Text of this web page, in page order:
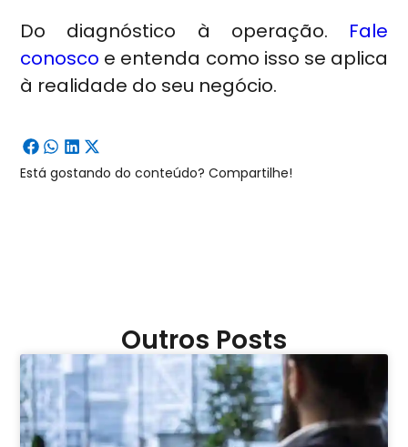
Do diagnóstico à operação. Fale
conosco e entenda como isso se aplica
à realidade do seu negócio.
Está gostando do conteúdo? Compartilhe!
Outros Posts